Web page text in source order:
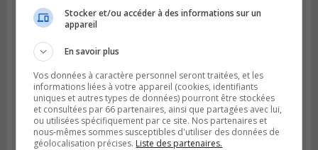
Publié le 4 août 2026 à 13h18
Des fromages de la Laiterie Coaticook
rappelés par l’ACIA
Stocker et/ou accéder à des informations sur un
appareil
En savoir plus
Vos données à caractère personnel seront traitées, et les
informations liées à votre appareil (cookies, identifiants
uniques et autres types de données) pourront être stockées
et consultées par 66 partenaires, ainsi que partagées avec lui,
ou utilisées spécifiquement par ce site. Nos partenaires et
nous-mêmes sommes susceptibles d'utiliser des données de
géolocalisation précises. Liste des partenaires.